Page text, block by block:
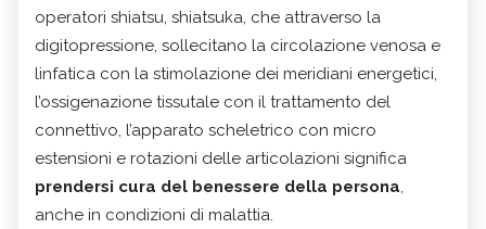
operatori shiatsu, shiatsuka, che attraverso la
digitopressione, sollecitano la circolazione venosa e
linfatica con la stimolazione dei meridiani energetici,
l’ossigenazione tissutale con il trattamento del
connettivo, l’apparato scheletrico con micro
estensioni e rotazioni delle articolazioni significa
prendersi cura del benessere della persona,
anche in condizioni di malattia.